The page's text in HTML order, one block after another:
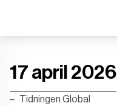
17 april 2026
Tidningen Global